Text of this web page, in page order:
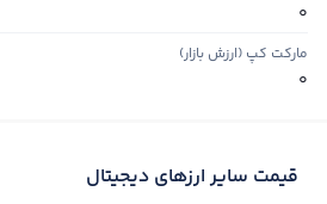
0
مارکت کپ (ارزش بازار)
0
قیمت سایر ارزهای دیجیتال